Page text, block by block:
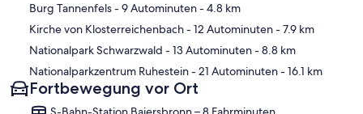
Burg Tannenfels- 9 Autominuten- 4.8 km
Kirche von Klosterreichenbach- 12 Autominuten- 7.9 km
Nationalpark Schwarzwald - 13 Autominuten- 8.8 km
Nationalparkzentrum Ruhestein- 21 Autominuten- 16.1 km
Fortbewegung vor Ort